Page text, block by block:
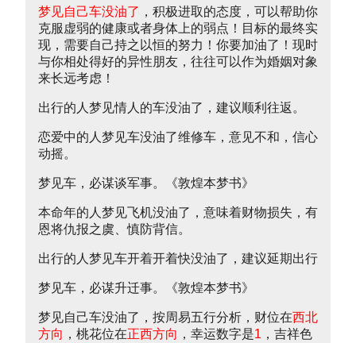
梦见自己车没油了 ，积极进取的态度，可以帮助你
克服虚弱的健康或者身体上的弱点！目标的最终实
现，需要自己持之以恒的努力！你要加油了！现时
与你相处得好的异性朋友，往往可以作为婚姻对象
来长远考虑！
出行的人梦见情人的车没油了，建议顺利往返。
恋爱中的人梦见车没油了维修车，意见不和，信心
动摇。
梦见车，必谋谈军事。《敦煌本梦书》
本命年的人梦见飞机没油了，意味着财物损失，有
恩将仇报之虞、慎防背信。
出行的人梦见车开着开着快没油了，建议延期出行
梦见车，必谋升迁事。《敦煌本梦书》
梦见自己车没油了，按周易五行分析，财位在西北
方向 ，桃花位在正西方向 ，幸运数字是1 ，吉祥色